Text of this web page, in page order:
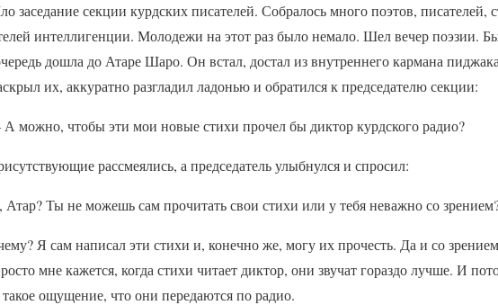
заседание секции курдских писателей. Собралось много поэтов, писателей,
интеллигенции. Молодежи на этот раз было немало. Шел вечер поэзии.
дошла до Атаре Шаро. Он встал, достал из внутреннего кармана
их, аккуратно разгладил ладонью и обратился к председателю секции:
можно, чтобы эти мои новые стихи прочел бы диктор курдского радио?
рассмеялись, а председатель улыбнулся и спросил:
Ты не можешь сам прочитать свои стихи или у тебя неважно со
Я сам написал эти стихи и, конечно же, могу их прочесть. Да и со
мне кажется, когда стихи читает диктор, они звучат гораздо лучше. И
такое ощущение, что они передаются по радио.